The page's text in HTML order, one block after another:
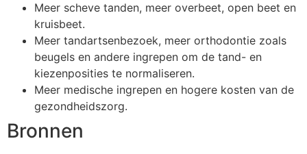
Meer scheve tanden, meer overbeet, open beet en
kruisbeet.
Meer tandartsenbezoek, meer orthodontie zoals
beugels en andere ingrepen om de tand- en
kiezenposities te normaliseren.
Meer medische ingrepen en hogere kosten van de
gezondheidszorg.
Bronnen